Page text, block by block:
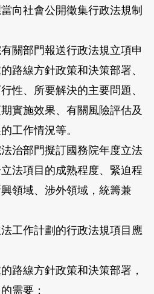
社會公開徵集行政法規制
關部門報送行政法規立項申
路線方針政策和決策部署、
性、所要解決的主要問題、
實施效果、有關風險評估及
工作情況等。
治部門擬訂國務院年度立法
法項目的成熟程度、緊迫程
領域、涉外領域，統籌兼
作計劃的行政法規項目應
線方針政策和決策部署，
需要；